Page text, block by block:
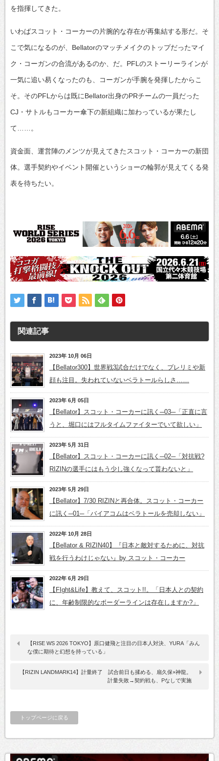
を指揮してきた。
いわばスコット・コーカーの片腕的な存在が再集結する形だ。そ
こで気になるのが、Bellatorのマッチメイクのトップだったマイ
ク・コーガンの合流があるのか、だ。PFLのストーリーラインが
一気に追い易くなったのも、コーガンが手腕を発揮したからこ
そ。そのPFLからは既にBellator出身のPRチームの一員だった
CJ・サトルもコーカー傘下の新組織に加わっているが果たし
て……。
資金面、運営陣のメンツが見えてきたスコット・コーカーの新団
体。選手契約やイベント開催というショーの輪郭が見えてくる発
表を待ちたい。
関連記事
2023年 10月 06日
【Bellator300】世界戦3試合だけでなく、プレリミや新
顔も注目。失われていないベラトールらしさ……
2023年 6月 05日
【Bellator】スコット・コーカーに訊く─03─「正直に言
うと、堀口にはフルタイムファイターでいて欲しい」
2023年 5月 31日
【Bellator】スコット・コーカーに訊く─02─「対抗戦?
RIZINの選手にはもう少し強くなって貰わないと」
2023年 5月 29日
【Bellator】7/30 RIZINと再合体。スコット・コーカー
に訊く─01─「バイアコムはベラトールを売却しない」
2022年 10月 28日
【Bellator & RIZIN40】『日本と敵対するために、対抗
戦を行うわけじゃない』by スコット・コーカー
2022年 6月 29日
【FIght&Life】教えて、スコット!!。「日本人との契約
に、年齢制限的なボーダーラインは存在しますか?」
【RISE WS 2026 TOKYO】原口健飛と注目の日本人対決、YURA「みん
な僕に期待と幻想を持っている」
【RIZIN LANDMARK14】計量終了 試合前日も揉める、扇久保×神龍。
計量失敗→契約戦も、Pなしで実施
トップページに戻る